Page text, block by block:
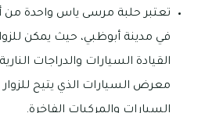
تعتبر حلبة مرسى ياس واحدة من
في مدينة أبوظبي، حيث يمكن
القيادة السيارات والدراجات
معرض السيارات الذي يتيح